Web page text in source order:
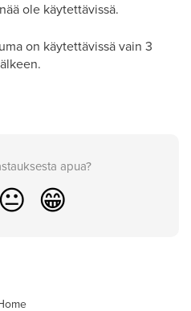
ole käytettävissä.
on käytettävissä vain 3
apua?
😐 😁